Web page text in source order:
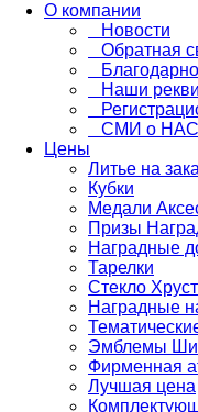
О компании
Новости
Обратная
Наши
СМИ о НАС
Цены
Литье на
Кубки
Медали
Призы
Наградные
Тарелки
Стекло
Наградные
Эмблемы
Фирменная
Лучшая цена